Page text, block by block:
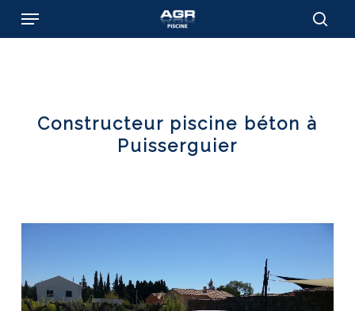
Menu
Constructeur piscine béton à
Puisserguier